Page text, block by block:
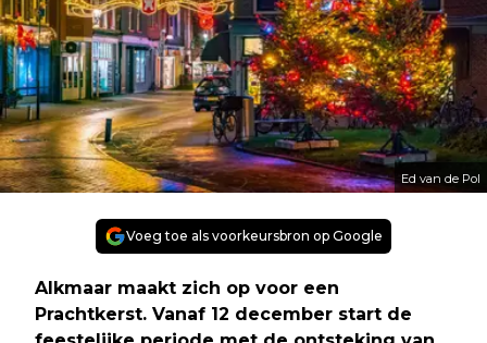
Ed van de Pol
Voeg toe als voorkeursbron op Google
Alkmaar maakt zich op voor een
Prachtkerst. Vanaf 12 december start de